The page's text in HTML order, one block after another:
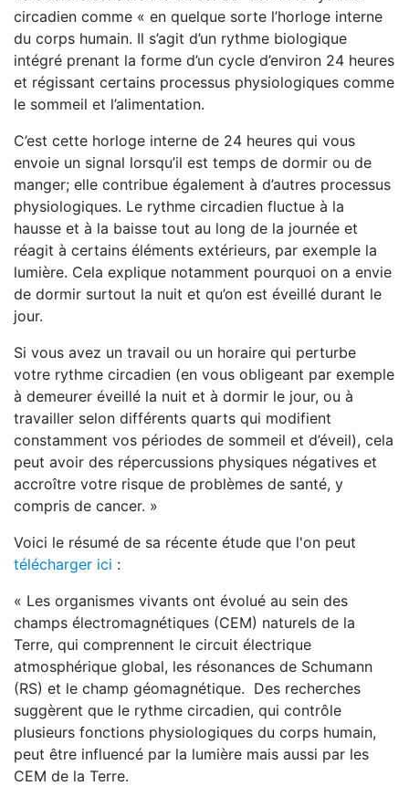
circadien comme « en quelque sorte l’horloge interne
du corps humain. Il s’agit d’un rythme biologique
intégré prenant la forme d’un cycle d’environ 24 heures
et régissant certains processus physiologiques comme
le sommeil et l’alimentation.
C’est cette horloge interne de 24 heures qui vous
envoie un signal lorsqu’il est temps de dormir ou de
manger; elle contribue également à d’autres processus
physiologiques. Le rythme circadien fluctue à la
hausse et à la baisse tout au long de la journée et
réagit à certains éléments extérieurs, par exemple la
lumière. Cela explique notamment pourquoi on a envie
de dormir surtout la nuit et qu’on est éveillé durant le
jour.
Si vous avez un travail ou un horaire qui perturbe
votre rythme circadien (en vous obligeant par exemple
à demeurer éveillé la nuit et à dormir le jour, ou à
travailler selon différents quarts qui modifient
constamment vos périodes de sommeil et d’éveil), cela
peut avoir des répercussions physiques négatives et
accroître votre risque de problèmes de santé, y
compris de cancer. »
Voici le résumé de sa récente étude que l'on peut
télécharger ici :
« Les organismes vivants ont évolué au sein des
champs électromagnétiques (CEM) naturels de la
Terre, qui comprennent le circuit électrique
atmosphérique global, les résonances de Schumann
(RS) et le champ géomagnétique. Des recherches
suggèrent que le rythme circadien, qui contrôle
plusieurs fonctions physiologiques du corps humain,
peut être influencé par la lumière mais aussi par les
CEM de la Terre.